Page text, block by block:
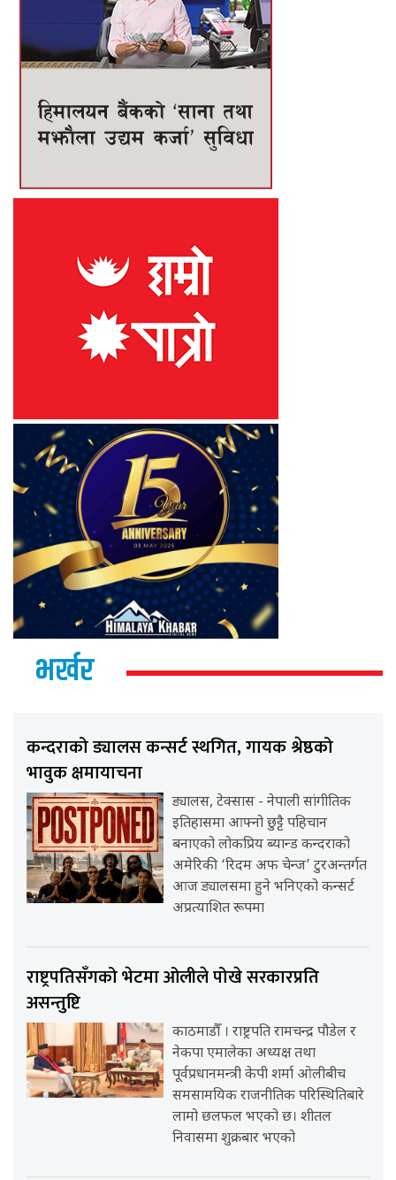
भर्खर
कन्दराको ड्यालस कन्सर्ट स्थगित, गायक श्रेष्ठको
भावुक क्षमायाचना
ड्यालस, टेक्सास - नेपाली सांगीतिक
इतिहासमा आफ्नो छुट्टै पहिचान
बनाएको लोकप्रिय ब्यान्ड कन्दराको
अमेरिकी ‘रिदम अफ चेन्ज’ टुरअन्तर्गत
आज ड्यालसमा हुने भनिएको कन्सर्ट
अप्रत्याशित रूपमा
राष्ट्रपतिसँगको भेटमा ओलीले पोखे सरकारप्रति
असन्तुष्टि
काठमाडौँ । राष्ट्रपति रामचन्द्र पौडेल र
नेकपा एमालेका अध्यक्ष तथा
पूर्वप्रधानमन्त्री केपी शर्मा ओलीबीच
समसामयिक राजनीतिक परिस्थितिबारे
लामो छलफल भएको छ। शीतल
निवासमा शुक्रबार भएको